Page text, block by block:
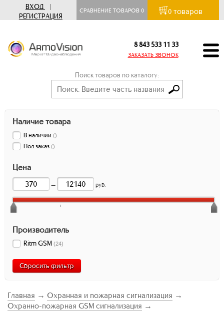
ВХОД
|
РЕГИСТРАЦИЯ
СРАВНЕНИЕ ТОВАРОВ0 0 товаров
8 843 533 11 33
ЗАКАЗАТЬ ЗВОНОК
Поиск товаров по каталогу:
Наличие товара
В наличии ()
Под заказ ()
Цена
— руб.
Производитель
Ritm GSM (24)
Сбросить фильтр
Главная → Охранная и пожарная сигнализация →
Охранно-пожарная GSM сигнализация →